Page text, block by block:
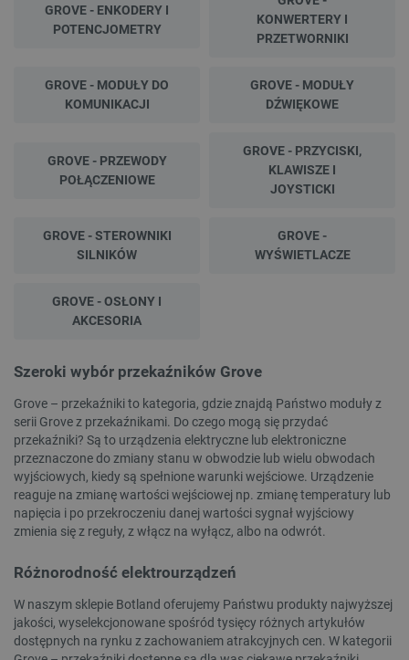
GROVE - ENKODERY I
POTENCJOMETRY
KONWERTERY I
PRZETWORNIKI
GROVE - MODUŁY DO
KOMUNIKACJI
GROVE - MODUŁY
DŹWIĘKOWE
GROVE - PRZEWODY
POŁĄCZENIOWE
GROVE - PRZYCISKI,
KLAWISZE I
JOYSTICKI
GROVE - STEROWNIKI
SILNIKÓW
GROVE -
WYŚWIETLACZE
GROVE - OSŁONY I
AKCESORIA
Szeroki wybór przekaźników Grove
Grove – przekaźniki to kategoria, gdzie znajdą Państwo moduły z
serii Grove z przekaźnikami. Do czego mogą się przydać
przekaźniki? Są to urządzenia elektryczne lub elektroniczne
przeznaczone do zmiany stanu w obwodzie lub wielu obwodach
wyjściowych, kiedy są spełnione warunki wejściowe. Urządzenie
reaguje na zmianę wartości wejściowej np. zmianę temperatury lub
napięcia i po przekroczeniu danej wartości sygnał wyjściowy
zmienia się z reguły, z włącz na wyłącz, albo na odwrót.
Różnorodność elektrourządzeń
W naszym sklepie Botland oferujemy Państwu produkty najwyższej
jakości, wyselekcjonowane spośród tysięcy różnych artykułów
dostępnych na rynku z zachowaniem atrakcyjnych cen. W kategorii